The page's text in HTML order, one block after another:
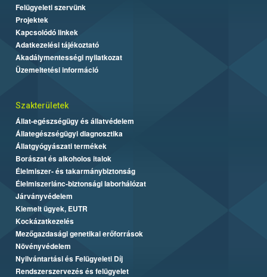
Felügyeleti szervünk
Projektek
Kapcsolódó linkek
Adatkezelési tájékoztató
Akadálymentességi nyilatkozat
Üzemeltetési információ
Szakterületek
Állat-egészségügy és állatvédelem
Állategészségügyi diagnosztika
Állatgyógyászati termékek
Borászat és alkoholos italok
Élelmiszer- és takarmánybiztonság
Élelmiszerlánc-biztonsági laborhálózat
Járványvédelem
Kiemelt ügyek, EUTR
Kockázatkezelés
Mezőgazdasági genetikai erőforrások
Növényvédelem
Nyilvántartási és Felügyeleti Díj
Rendszerszervezés és felügyelet